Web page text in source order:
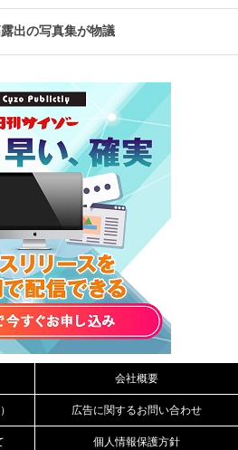
出の写真集が物議
会社概要
広告に関するお問い合わせ
個人情報保護方針